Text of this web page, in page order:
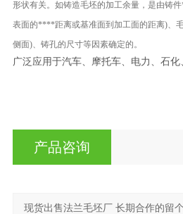
形状有关。如铸造毛坯的加工余量，是由铸
表面的****距离或基准面到加工面的距离)、
侧面)、铸孔的尺寸等因素确定的。
广泛应用于汽车、摩托车、电力、石
产品咨询